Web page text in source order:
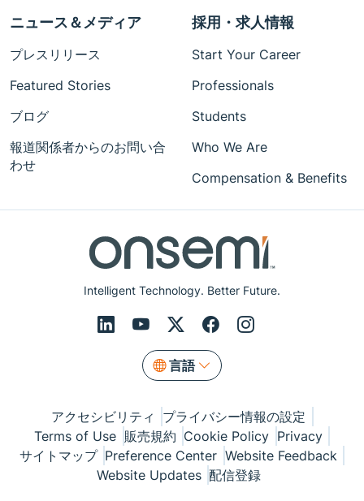
Intelligent Technology. Better Future.
言語
ニュース＆メディア
プレスリリース
Featured Stories
ブログ
報道関係者からのお問い合
わせ
採用・求人情報
Start Your Career
Professionals
Students
Who We Are
Compensation & Benefits
アクセシビリティ
プライバシー情報の設定
Terms of Use 販売規約 Cookie Policy Privacy
サイトマップ Preference Center Website Feedback
Website Updates 配信登録